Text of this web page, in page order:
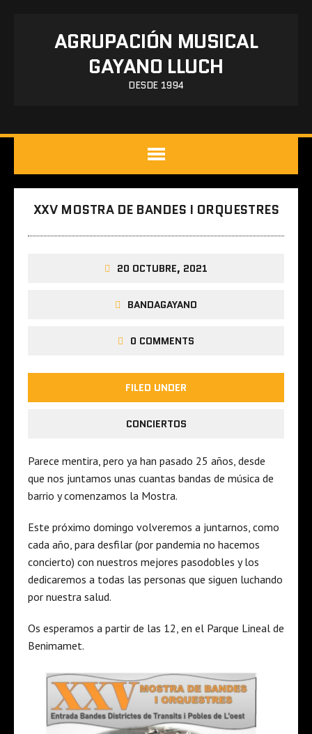
AGRUPACIÓN MUSICAL
GAYANO LLUCH
DESDE 1994
XXV MOSTRA DE BANDES I ORQUESTRES
20 OCTUBRE, 2021
BANDAGAYANO
0 COMMENTS
FILED UNDER
CONCIERTOS
Parece mentira, pero ya han pasado 25 años, desde
que nos juntamos unas cuantas bandas de música de
barrio y comenzamos la Mostra.
Este próximo domingo volveremos a juntarnos, como
cada año, para desfilar (por pandemia no hacemos
concierto) con nuestros mejores pasodobles y los
dedicaremos a todas las personas que siguen luchando
por nuestra salud.
Os esperamos a partir de las 12, en el Parque Lineal de
Benimamet.